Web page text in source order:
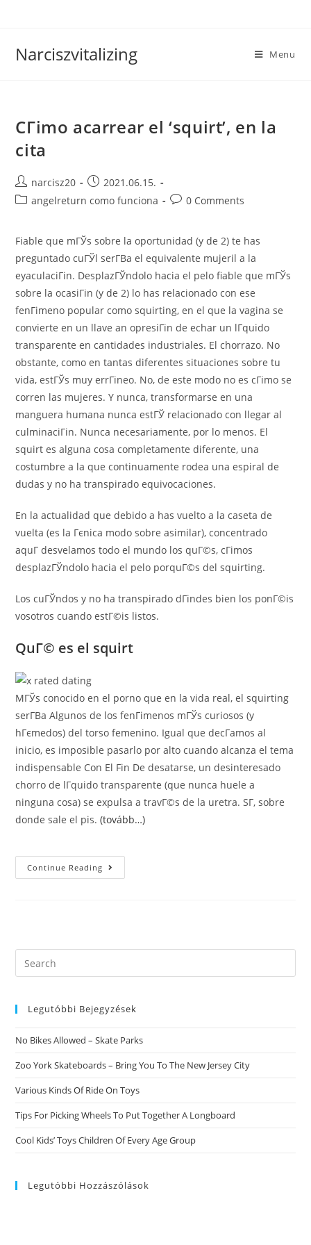
Narciszvitalizing Menu
CГіmo acarrear el ‘squirt’, en la
cita
Post
author:
narcisz20
Post
published:
2021.06.15.
Postangelreturn como funciona
Post0 Comments
Fiable que mГЎs sobre la oportunidad (y de 2) te has
preguntado cuГЎl serГ­В­a el equivalente mujeril a la
eyaculaciГіn. DesplazГЎndolo hacia el pelo fiable que mГЎs
sobre la ocasiГіn (y de 2) lo has relacionado con ese
fenГіmeno popular como squirting, en el que la vagina se
convierte en un llave an opresiГіn de echar un lГ­quido
transparente en cantidades industriales. El chorrazo. No
obstante, como en tantas diferentes situaciones sobre tu
vida, estГЎs muy errГіneo. No, de este modo no es cГіmo se
corren las mujeres. Y nunca, transformarse en una
manguera humana nunca estГЎ relacionado con llegar al
culminaciГіn. Nunca necesariamente, por lo menos. El
squirt es alguna cosa completamente diferente, una
costumbre a la que continuamente rodea una espiral de
dudas y no ha transpirado equivocaciones.
En la actualidad que debido a has vuelto a la caseta de
vuelta (es la Гєnica modo sobre asimilar), concentrado
aquГ­ desvelamos todo el mundo los quГ©s, cГіmos
desplazГЎndolo hacia el pelo porquГ©s del squirting.
Los cuГЎndos y no ha transpirado dГіndes bien los ponГ©is
vosotros cuando estГ©is listos.
QuГ© es el squirt
MГЎs conocido en el porno que en la vida real, el squirting
serГ­В­a Algunos de los fenГіmenos mГЎs curiosos (y
hГєmedos) del torso femenino. Igual que decГ­amos al
inicio, es imposible pasarlo por alto cuando alcanza el tema
indispensable Con El Fin De desatarse, un desinteresado
chorro de lГ­quido transparente (que nunca huele a
ninguna cosa) se expulsa a travГ©s de la uretra. SГ­, sobre
donde sale el pis.(tovább…)
Continue Reading CГіmo
Acarrear
Search
this
Legutóbbi Bejegyzések
No Bikes Allowed – Skate Parks
Zoo York Skateboards – Bring You To The New Jersey City
Various Kinds Of Ride On Toys
Tips For Picking Wheels To Put Together A Longboard
Cool Kids’ Toys Children Of Every Age Group
Legutóbbi Hozzászólások